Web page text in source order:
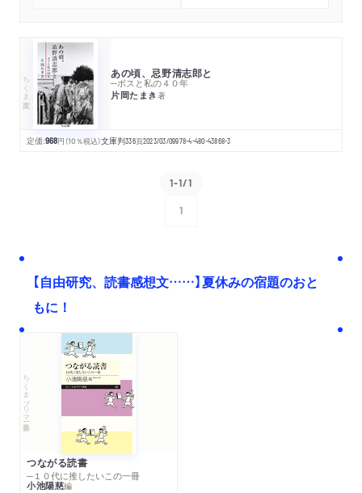
ちくま文庫 あの頃、忌野清志郎と
─ボスと私の４０年
片岡たまき 著
定価:968円 （10％税込）文庫判336頁2023/03/09978-4-480-43868-3
1-1/1
1
【自由研究、読書感想文……】夏休みの宿題のおと
もに！
ちくまプリマー新書
つながる読書
─１０代に推したいこの一冊
小池陽慈編